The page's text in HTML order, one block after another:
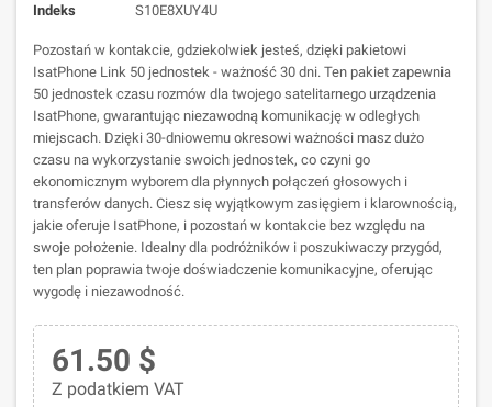
Indeks
S10E8XUY4U
Pozostań w kontakcie, gdziekolwiek jesteś, dzięki pakietowi
IsatPhone Link 50 jednostek - ważność 30 dni. Ten pakiet zapewnia
50 jednostek czasu rozmów dla twojego satelitarnego urządzenia
IsatPhone, gwarantując niezawodną komunikację w odległych
miejscach. Dzięki 30-dniowemu okresowi ważności masz dużo
czasu na wykorzystanie swoich jednostek, co czyni go
ekonomicznym wyborem dla płynnych połączeń głosowych i
transferów danych. Ciesz się wyjątkowym zasięgiem i klarownością,
jakie oferuje IsatPhone, i pozostań w kontakcie bez względu na
swoje położenie. Idealny dla podróżników i poszukiwaczy przygód,
ten plan poprawia twoje doświadczenie komunikacyjne, oferując
wygodę i niezawodność.
61.50 $
Z podatkiem VAT